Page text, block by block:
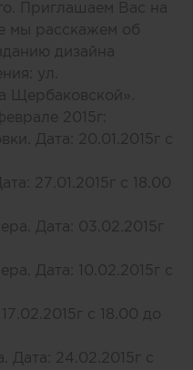
Приглашаем Вас на
мы расскажем об
дизайна
ул.
Щербаковской».
2015г:
Дата: 20.01.2015г с
27.01.2015г с 18.00
Дата: 03.02.2015г
Дата: 10.02.2015г с
с 18.00 до
Дата: 24.02.2015г с